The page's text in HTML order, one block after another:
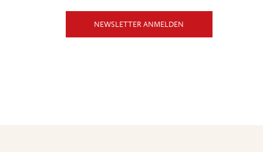
NEWSLETTER ANMELDEN